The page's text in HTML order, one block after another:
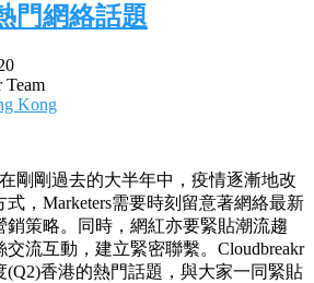
門網絡話題
Team
Kong
剛剛過去的大半年中，疫情逐漸地改
，Marketers需要時刻留意著網絡最新
銷策略。同時，網紅亦要緊貼潮流趨
流互動，建立緊密聯繫。Cloudbreakr
(Q2)香港的熱門話題，與大家一同緊貼